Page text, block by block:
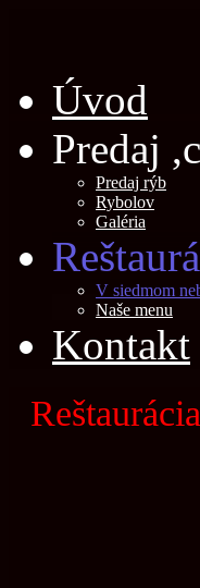
Úvod
Predaj
Predaj rýb
Rybolov
Galéria
V siedmom
Naše menu
Kontakt